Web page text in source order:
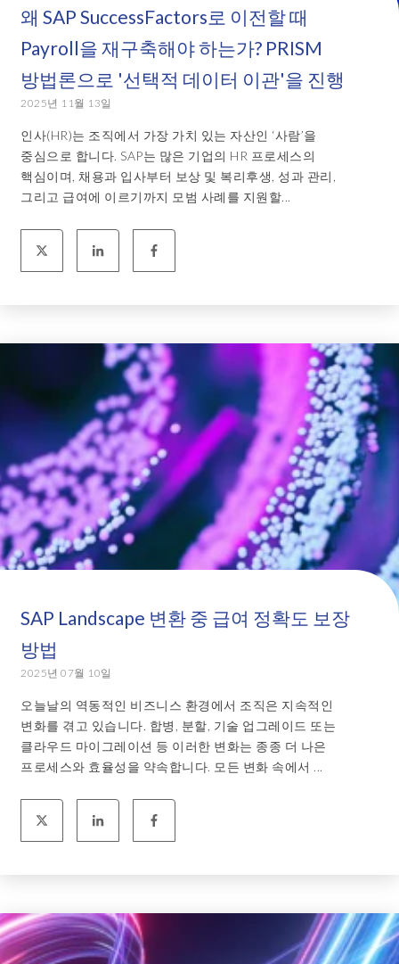
왜 SAP SuccessFactors로 이전할 때
Payroll을 재구축해야 하는가? PRISM
방법론으로 '선택적 데이터 이관'을 진행
2025년 11월 13일
인사(HR)는 조직에서 가장 가치 있는 자산인 ‘사람’을
중심으로 합니다. SAP는 많은 기업의 HR 프로세스의
핵심이며, 채용과 입사부터 보상 및 복리후생, 성과 관리,
그리고 급여에 이르기까지 모범 사례를 지원할...
SAP Landscape 변환 중 급여 정확도 보장
방법
2025년 07월 10일
오늘날의 역동적인 비즈니스 환경에서 조직은 지속적인
변화를 겪고 있습니다. 합병, 분할, 기술 업그레이드 또는
클라우드 마이그레이션 등 이러한 변화는 종종 더 나은
프로세스와 효율성을 약속합니다. 모든 변화 속에서 ...